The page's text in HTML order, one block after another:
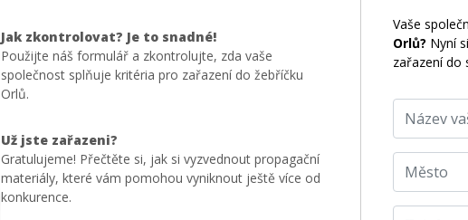
Jak zkontrolovat? Je to snadné!
Použijte náš formulář a zkontrolujte, zda vaše
společnost splňuje kritéria pro zařazení do žebříčku
Orlů.
Už jste zařazeni?
Gratulujeme! Přečtěte si, jak si vyzvednout propagační
materiály, které vám pomohou vyniknout ještě více od
konkurence.
Vaše
Orlů? Nyní
zařazení do